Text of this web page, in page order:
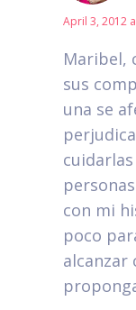
April 3, 2012
Maribel,
sus
una se
con mi
poco
alcanzar